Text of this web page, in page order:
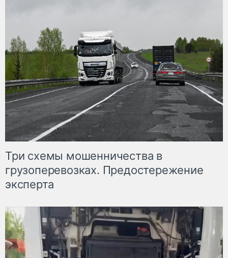
Три схемы мошенничества в
грузоперевозках. Предостережение
эксперта